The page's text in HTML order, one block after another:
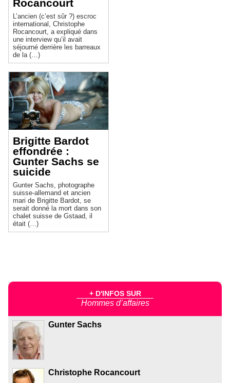
Rocancourt
L’ancien (c’est sûr ?) escroc
international, Christophe
Rocancourt, a expliqué dans
une interview qu’il avait
séjourné derrière les barreaux
de la (…)
Brigitte Bardot
effondrée :
Gunter Sachs se
suicide
Gunter Sachs, photographe
suisse-allemand et ancien
mari de Brigitte Bardot, se
serait donné la mort dans son
chalet suisse de Gstaad, il
était (…)
+ D'INFOS SUR
Hommes d’affaires
Gunter Sachs
Christophe Rocancourt